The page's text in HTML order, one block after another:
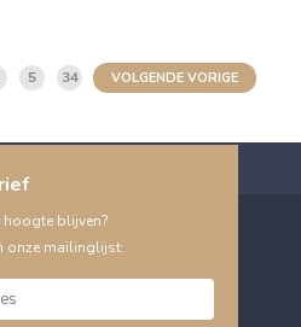
5 34 VOLGENDE VORIGE
blijven?
onze mailinglijst: